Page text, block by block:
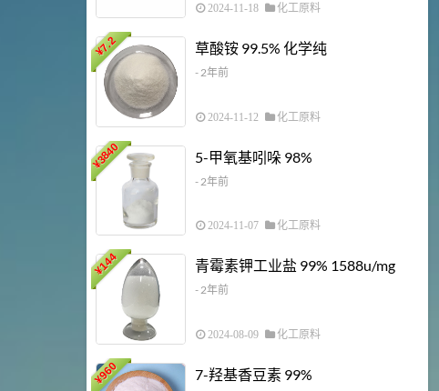
2024-11-18 化工原料
¥
7.2 草酸铵 99.5% 化学纯
- 2年前
2024-11-12 化工原料
¥
3840 5-甲氧基吲哚 98%
- 2年前
2024-11-07 化工原料
¥
144 青霉素钾工业盐 99% 1588u/mg
- 2年前
2024-08-09 化工原料
¥
960 7-羟基香豆素 99%